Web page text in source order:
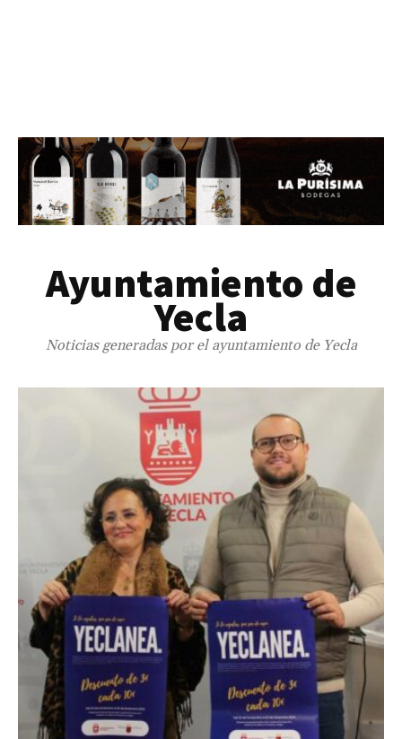
Ayuntamiento de
Yecla
Noticias generadas por el ayuntamiento de Yecla